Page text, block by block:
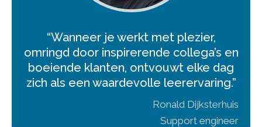
“Wanneer je werkt met plezier,
omringd door inspirerende collega’s en
boeiende klanten, ontvouwt elke dag
zich als een waardevolle leerervaring.”
Ronald Dijksterhuis
Support engineer